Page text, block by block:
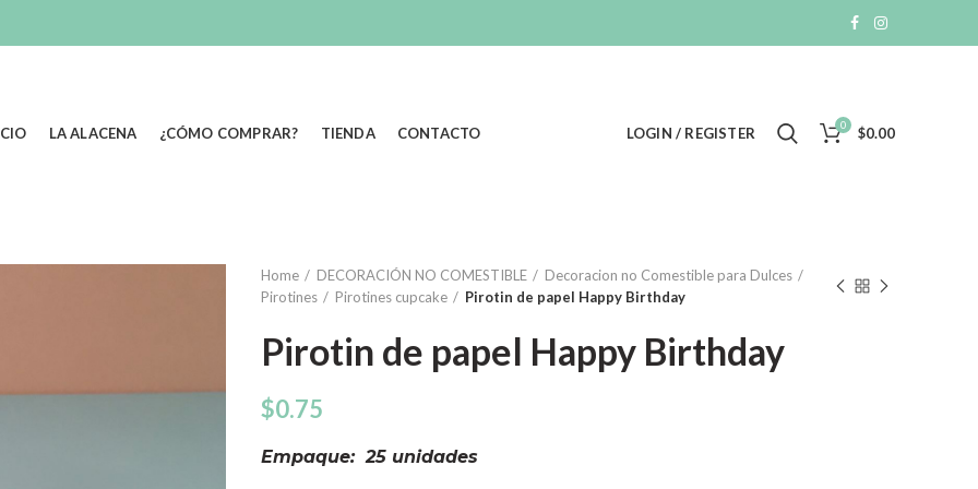
LA ALACENA ¿CÓMO COMPRAR? TIENDA CONTACTO LOGIN / REGISTER 0 $0.00
Home DECORACIÓN NO COMESTIBLE
Decoracion no Comestible para Dulces
Pirotines
Pirotines cupcake Pirotin de papel Happy Birthday
Pirotin de papel Happy Birthday
$0.75
Empaque: 25 unidades